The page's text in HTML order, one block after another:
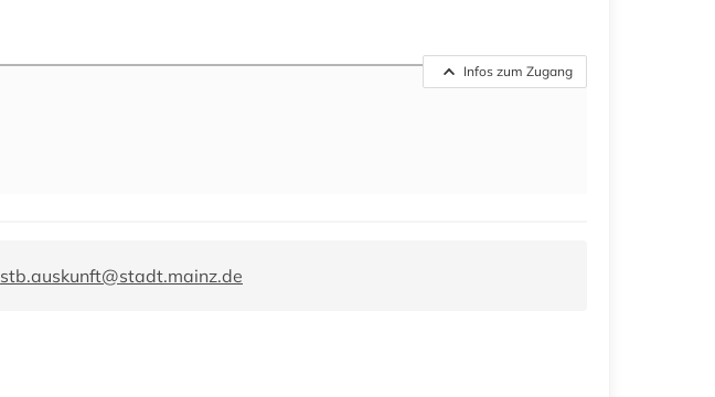
Infos zum Zugang
stb.auskunft@stadt.mainz.de